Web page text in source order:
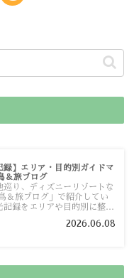
録】エリア・目的別ガイドマ
＆旅ブログ
巡り、ディズニーリゾートな
＆旅ブログ」で紹介してい
記録をエリアや目的別に整理
ムーズに見つけていただけま
2026.06.08